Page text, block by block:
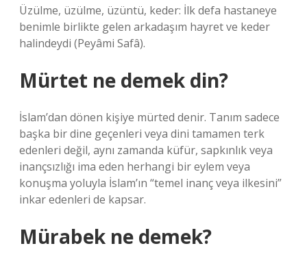
Üzülme, üzülme, üzüntü, keder: İlk defa hastaneye
benimle birlikte gelen arkadaşım hayret ve keder
halindeydi (Peyâmi Safâ).
Mürtet ne demek din?
İslam’dan dönen kişiye mürted denir. Tanım sadece
başka bir dine geçenleri veya dini tamamen terk
edenleri değil, aynı zamanda küfür, sapkınlık veya
inançsızlığı ima eden herhangi bir eylem veya
konuşma yoluyla İslam’ın “temel inanç veya ilkesini”
inkar edenleri de kapsar.
Mürabek ne demek?